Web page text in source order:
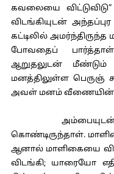
கவலையை
விடங்கியுடன்
கட்டிலில் அமர்ந்திருந்த
போவதைப்
ஆறுதலுடன் மீண்டும்
மனத்திலுள்ள பெருஞ்
அவள் மனம் வீணையின்
அம்பையுடன்
கொண்டிருந்தாள்.
ஆனால் மாளிகையை
விடங்கி; யாரையோ